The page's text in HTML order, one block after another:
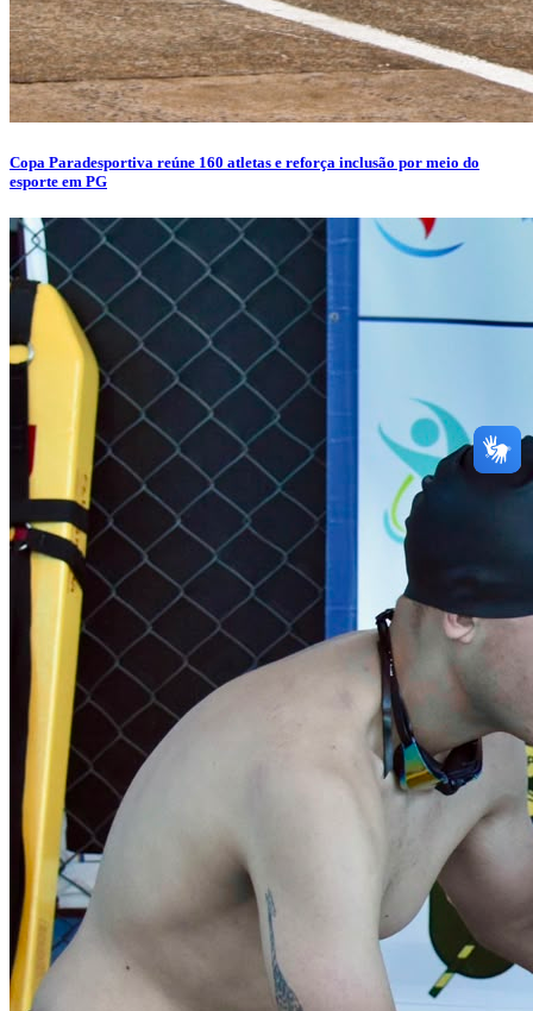
Copa Paradesportiva reúne 160 atletas e reforça inclusão por meio do
esporte em PG